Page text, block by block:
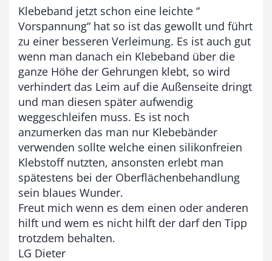
Klebeband jetzt schon eine leichte “
Vorspannung“ hat so ist das gewollt und führt
zu einer besseren Verleimung. Es ist auch gut
wenn man danach ein Klebeband über die
ganze Höhe der Gehrungen klebt, so wird
verhindert das Leim auf die Außenseite dringt
und man diesen später aufwendig
weggeschleifen muss. Es ist noch
anzumerken das man nur Klebebänder
verwenden sollte welche einen silikonfreien
Klebstoff nutzten, ansonsten erlebt man
spätestens bei der Oberflächenbehandlung
sein blaues Wunder.
Freut mich wenn es dem einen oder anderen
hilft und wem es nicht hilft der darf den Tipp
trotzdem behalten.
LG Dieter